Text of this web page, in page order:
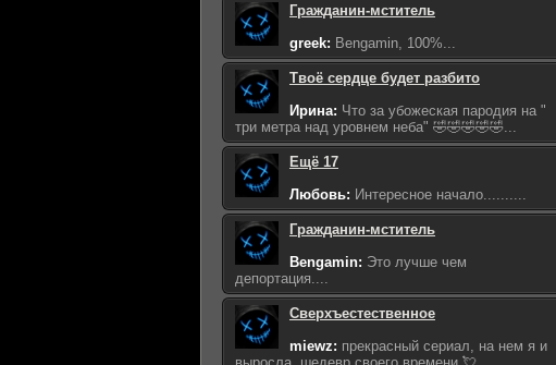
Гражданин-мститель
greek: Bengamin, 100%...
Твоё сердце будет разбито
Ирина: Что за убожеская пародия на "
три метра над уровнем неба" 🤣🤣🤣🤣🤣...
Ещё 17
Любовь: Интересное начало..........
Гражданин-мститель
Bengamin: Это лучше чем
депортация....
Сверхъестественное
miewz: прекрасный сериал, на нем я и